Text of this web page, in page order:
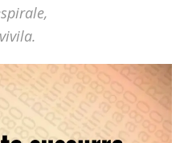
vivila.